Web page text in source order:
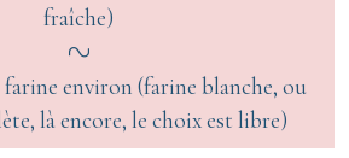
fraîche)
farine environ (farine blanche, ou
là encore, le choix est libre)